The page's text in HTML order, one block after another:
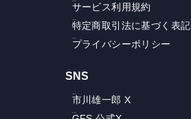
サービス利用規約
特定商取引法に基づく表記
プライバシーポリシー
SNS
市川雄一郎 X